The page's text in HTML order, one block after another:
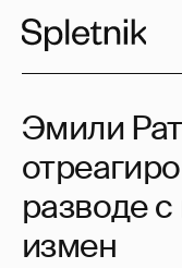
Эмили
разводе
измен